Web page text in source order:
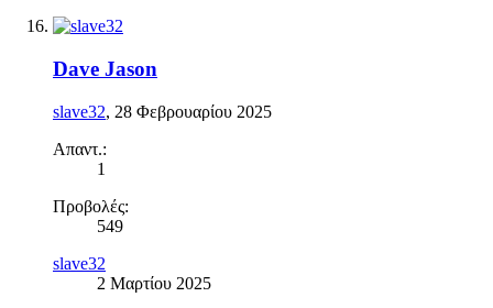
Dave Jason
slave32, 28 Φεβρουαρίου 2025
Απαντ.:
1
Προβολές:
549
slave32
2 Μαρτίου 2025